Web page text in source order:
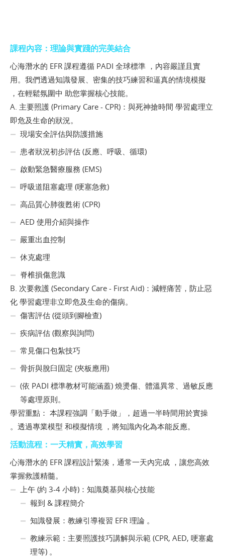
課程內容：理論與實踐的完美結合
心海潛水的 EFR 課程遵循 PADI 全球標準 ，內容嚴謹且實
用。我們透過知識發展、密集的技巧練習和逼真的情境模擬
，在輕鬆氛圍中 助您掌握核心技能。
A. 主要照護 (Primary Care - CPR)：與死神搶時間 學習處理立
即危及生命的狀況。
現場安全評估與防護措施
患者狀況初步評估 (反應、呼吸、循環)
啟動緊急醫療服務 (EMS)
呼吸道阻塞處理 (哽塞急救)
高品質心肺復甦術 (CPR)
AED 使用介紹與操作
嚴重出血控制
休克處理
脊椎損傷意識
B. 次要救護 (Secondary Care - First Aid)：減輕痛苦，防止惡
化 學習處理非立即危及生命的傷病。
傷害評估 (從頭到腳檢查)
疾病評估 (觀察與詢問)
常見傷口包紮技巧
骨折與脫臼固定 (夾板應用)
(依 PADI 標準教材可能涵蓋) 燒燙傷、體溫異常、過敏反應
等處理原則。
學習重點： 本課程強調「動手做」，超過一半時間用於實操
。透過專業模型 和模擬情境 ，將知識內化為本能反應。
活動流程：一天精實，高效學習
心海潛水的 EFR 課程設計緊湊，通常一天內完成 ，讓您高效
掌握救護精髓。
上午 (約 3-4 小時)：知識奠基與核心技能
報到 & 課程簡介
知識發展：教練引導複習 EFR 理論 。
教練示範：主要照護技巧講解與示範 (CPR, AED, 哽塞處
理等) 。